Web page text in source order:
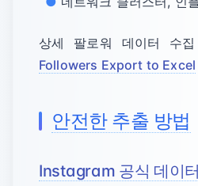
상세 팔로워 데이터 수
Followers Export to Excel
안전한 추출 방법
Instagram 공식 데이